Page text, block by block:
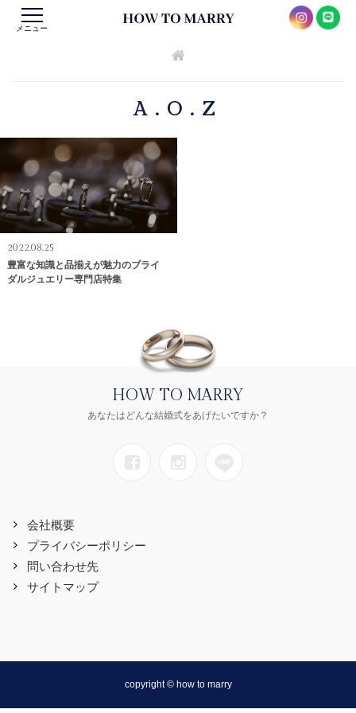
メニュー
A.O.Z
2022.08.25
豊富な知識と品揃えが魅力のブライ
ダルジュエリー専門店特集
HOW TO MARRY
あなたはどんな結婚式をあげたいですか？
会社概要
プライバシーポリシー
問い合わせ先
サイトマップ
copyright © how to marry